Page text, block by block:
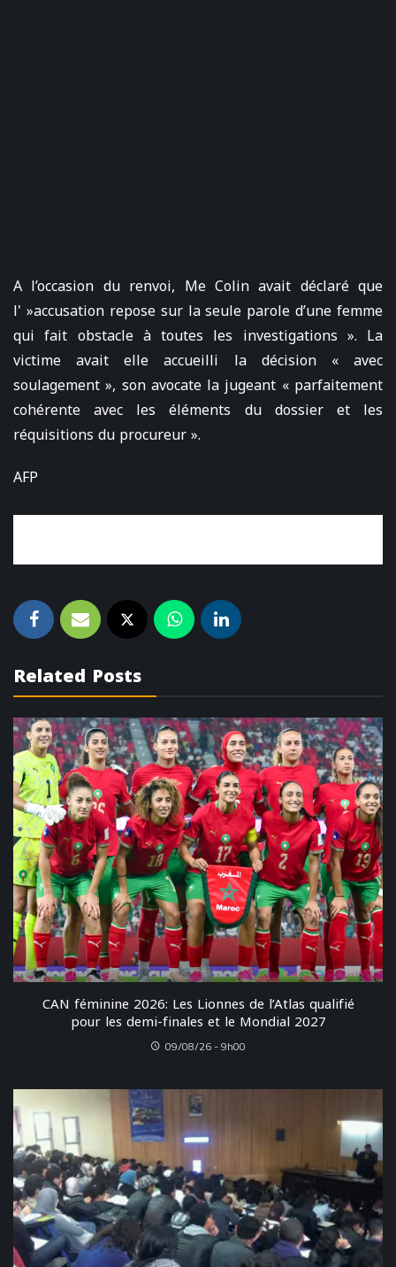
A l’occasion du renvoi, Me Colin avait déclaré que
l' »accusation repose sur la seule parole d’une femme
qui fait obstacle à toutes les investigations ». La
victime avait elle accueilli la décision « avec
soulagement », son avocate la jugeant « parfaitement
cohérente avec les éléments du dossier et les
réquisitions du procureur ».
AFP
Related Posts
CAN féminine 2026: Les Lionnes de l’Atlas qualifié
pour les demi-finales et le Mondial 2027
09/08/26 - 9h00